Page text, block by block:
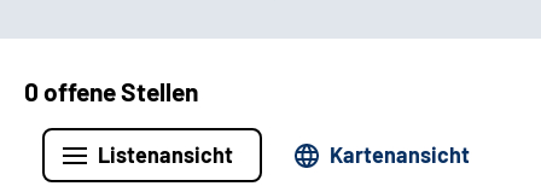
0 offene Stellen
Listenansicht Kartenansicht